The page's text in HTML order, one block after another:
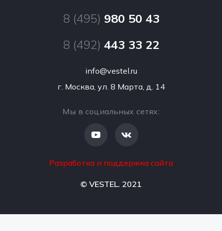
Посудомоечные машины
Сушильные машины
Помощь в выборе
Персональные данные
8 (495) 980 50 43
8 (492) 443 33 22
info@vestel.ru
г. Москва, ул. 8 Марта, д. 14
© VESTEL. 2021
Мы в социальных сетях:
Разработка и поддержка сайта